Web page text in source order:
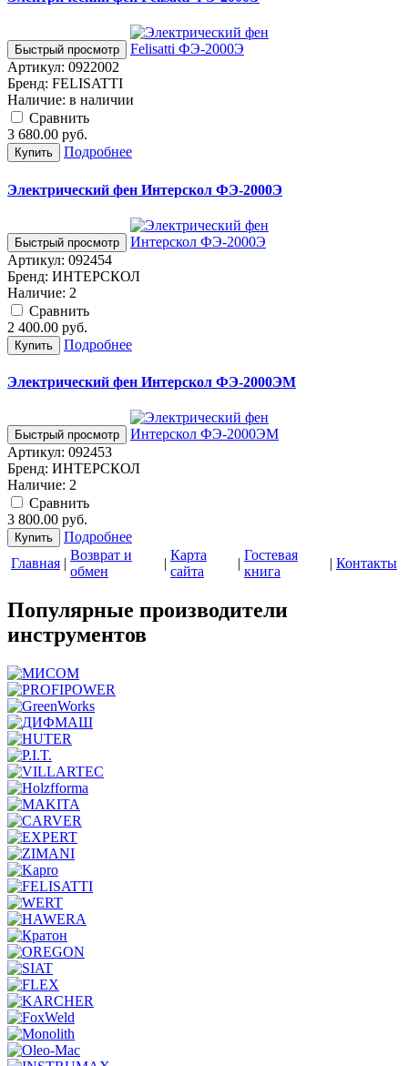
Быстрый просмотр
Артикул: 0922002
Бренд: FELISATTI
Наличие: в наличии
Cравнить
3 680.00 руб.
Купить Подробнее
Электрический фен Интерскол ФЭ-2000Э
Быстрый просмотр
Артикул: 092454
Бренд: ИНТЕРСКОЛ
Наличие: 2
Cравнить
2 400.00 руб.
Купить Подробнее
Электрический фен Интерскол ФЭ-2000ЭМ
Быстрый просмотр
Артикул: 092453
Бренд: ИНТЕРСКОЛ
Наличие: 2
Cравнить
3 800.00 руб.
Купить
Подробнее
Главная
Возврат и
обмен
Карта
сайта
Гостевая
книга
Контакты
Популярные производители
инструментов